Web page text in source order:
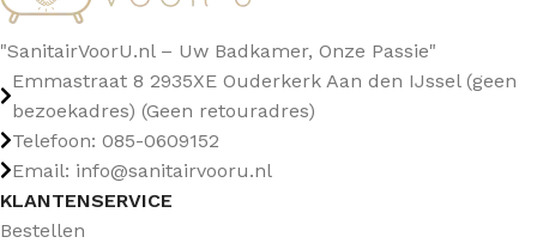
"SanitairVoorU.nl – Uw Badkamer, Onze Passie"
Emmastraat 8 2935XE Ouderkerk Aan den IJssel (geen
bezoekadres) (Geen retouradres)
Telefoon: 085-0609152
Email: info@sanitairvooru.nl
KLANTENSERVICE
Bestellen